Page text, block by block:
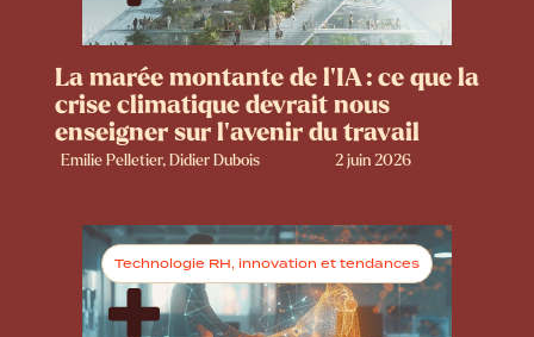
La marée montante de l’IA : ce que la
crise climatique devrait nous
enseigner sur l’avenir du travail
Emilie Pelletier, Didier Dubois 2 juin 2026
Technologie RH, innovation et tendances